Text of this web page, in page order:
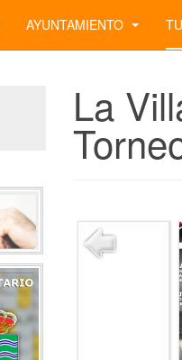
AYUNTAMIENTO
La